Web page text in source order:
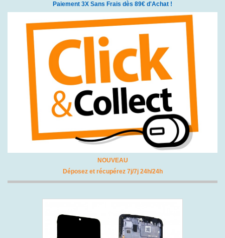
Paiement 3X Sans Frais dès 89€ d'Achat !
NOUVEAU
Déposez et récupérez 7j/7j 24h/24h